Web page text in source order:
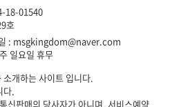
18-01540
호
: msgkingdom@naver.com
개하는 사이트 입니다.
다.
신판매의 당사자가 아니며, 서비스예약